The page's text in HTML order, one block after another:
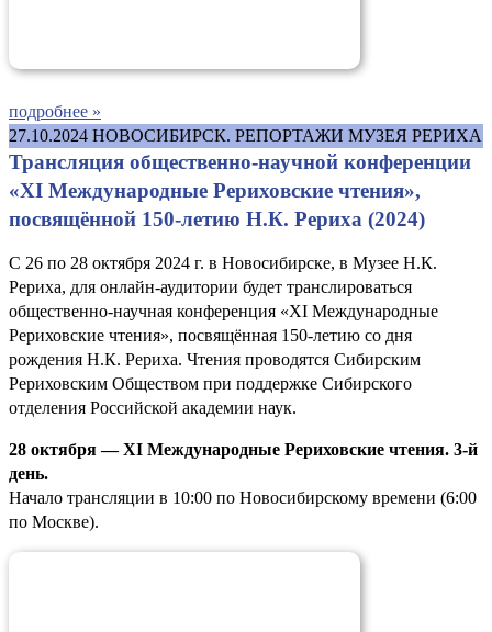
подробнее »
27.10.2024 НОВОСИБИРСК. РЕПОРТАЖИ МУЗЕЯ РЕРИХА
Трансляция общественно-научной конференции
«XI Международные Рериховские чтения»,
посвящённой 150-летию Н.К. Рериха (2024)
С 26 по 28 октября 2024 г. в Новосибирске, в Музее Н.К.
Рериха, для онлайн-аудитории будет транслироваться
общественно-научная конференция «XI Международные
Рериховские чтения», посвящённая 150-летию со дня
рождения Н.К. Рериха. Чтения проводятся Сибирским
Рериховским Обществом при поддержке Сибирского
отделения Российской академии наук.
28 октября — XI Международные Рериховские чтения. 3-й
день.
Начало трансляции в 10:00 по Новосибирскому времени (6:00
по Москве).